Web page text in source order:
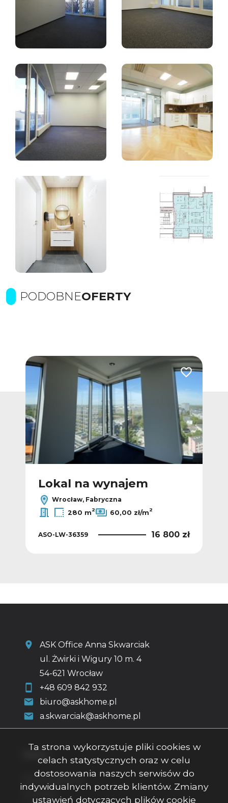
PODOBNEOFERTY
Dodaj do ulubionych Dodaj do
Lokal na wynajem
Wrocław, Fabryczna
280 m2 60,00 zł/m2
ASO-LW-36359 16 800 zł
ASK Office Anna Skwarciak
ul. Żwirki i Wigury 10 m. 4
54-621 Wrocław
+48 609 842 932
biuro@askhome.pl
a.skwarciak@askhome.pl
Strona główna
O firmie
Ta strona wykorzystuje pliki cookies w
celach statystycznych oraz w celu
dostosowania naszych serwisów do
indywidualnych potrzeb klientów. Zmiany
ustawień dotyczących plików cookie